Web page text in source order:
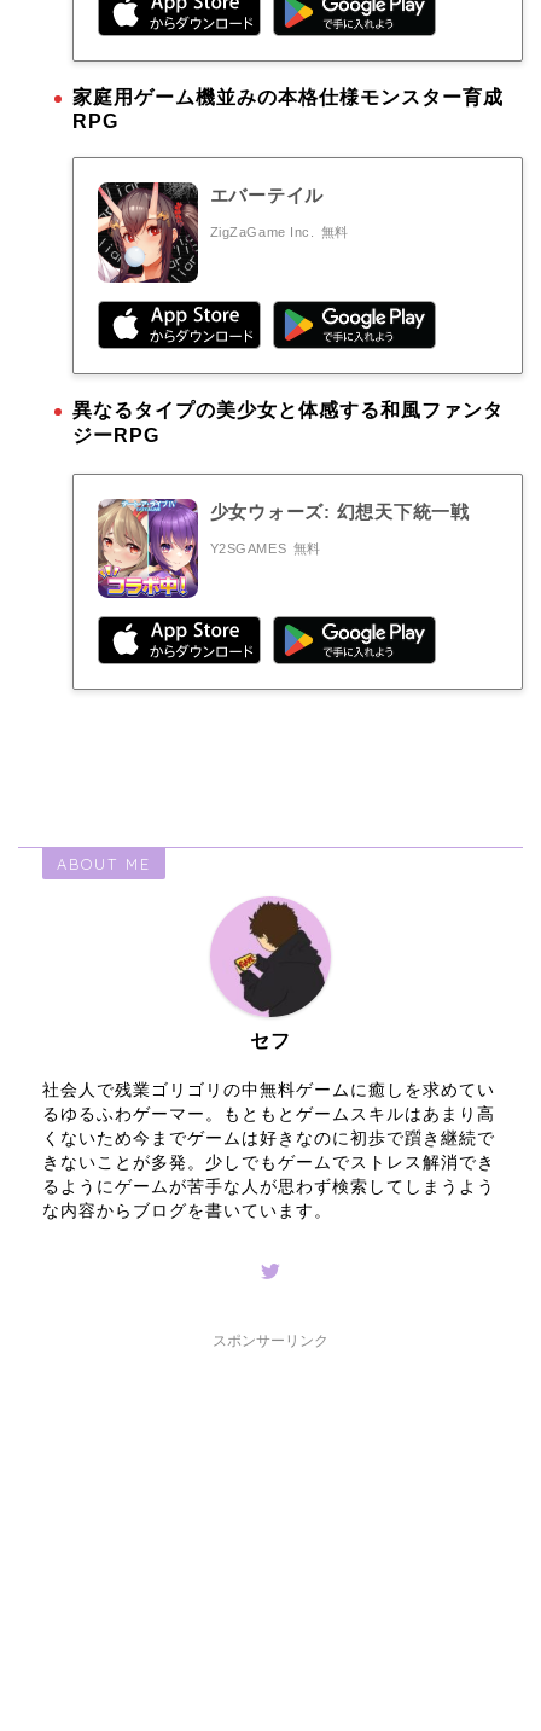
家庭用ゲーム機並みの本格仕様モンスター育成
RPG
エバーテイル
ZigZaGame Inc. 無料
異なるタイプの美少女と体感する和風ファンタ
ジーRPG
少女ウォーズ: 幻想天下統一戦
Y2SGAMES 無料
ABOUT ME
セフ
社会人で残業ゴリゴリの中無料ゲームに癒しを求めてい
るゆるふわゲーマー。もともとゲームスキルはあまり高
くないため今までゲームは好きなのに初歩で躓き継続で
きないことが多発。少しでもゲームでストレス解消でき
るようにゲームが苦手な人が思わず検索してしまうよう
な内容からブログを書いています。
スポンサーリンク